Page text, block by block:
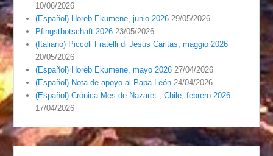
10/06/2026
(Español) Horeb Ekumene, junio 2026 29/05/2026
Pfingstbotschaft 2026 23/05/2026
(Italiano) Piccoli Fratelli di Jesus Caritas, maggio 2026
20/05/2026
(Español) Horeb Ekumene, mayo 2026 27/04/2026
(Español) Nota de apoyo al Papa León 24/04/2026
(Español) Crónica Mes de Nazaret , Chile, febrero 2026
17/04/2026